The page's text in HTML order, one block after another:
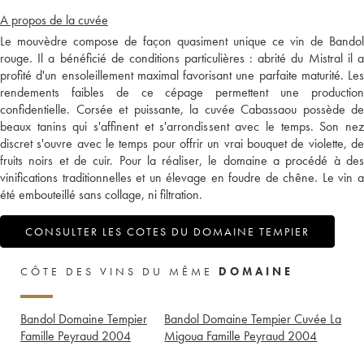
A propos de la cuvée
Le mouvèdre compose de façon quasiment unique ce vin de Bandol
rouge. Il a bénéficié de conditions particulières : abrité du Mistral il a
profité d'un ensoleillement maximal favorisant une parfaite maturité. Les
rendements faibles de ce cépage permettent une production
confidentielle. Corsée et puissante, la cuvée Cabassaou possède de
beaux tanins qui s'affinent et s'arrondissent avec le temps. Son nez
discret s'ouvre avec le temps pour offrir un vrai bouquet de violette, de
fruits noirs et de cuir. Pour la réaliser, le domaine a procédé à des
vinifications traditionnelles et un élevage en foudre de chêne. Le vin a
été embouteillé sans collage, ni filtration.
CONSULTER LES COTES DU DOMAINE TEMPIER
CÔTE DES VINS DU MÊME DOMAINE
Bandol Domaine Tempier
Famille Peyraud 2004
Bandol Domaine Tempier Cuvée La
Migoua Famille Peyraud 2004